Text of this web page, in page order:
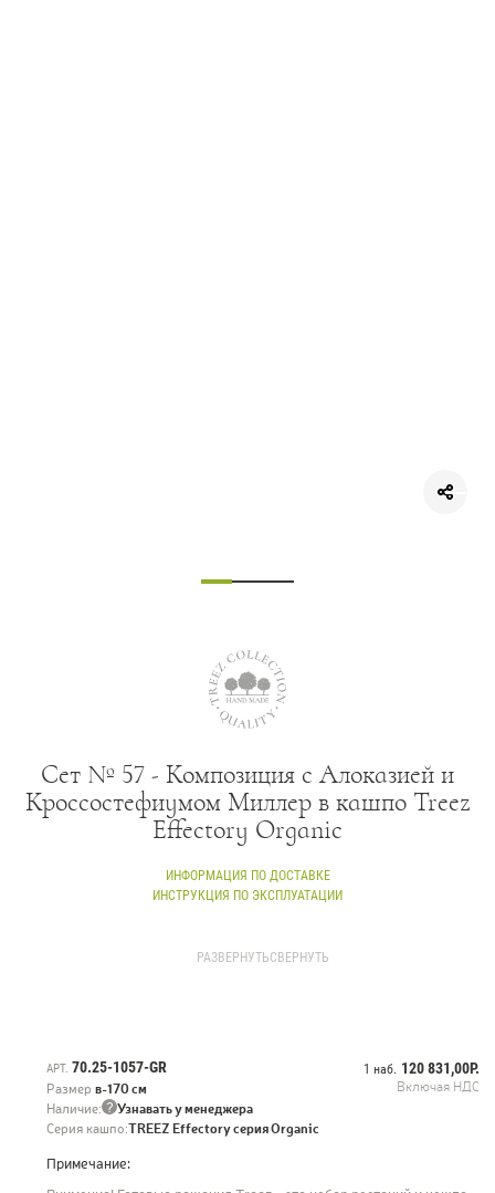
Сет № 57 - Композиция с Алоказией и
Кроссостефиумом Миллер в кашпо Treez
Effectory Organic
ИНФОРМАЦИЯ ПО ДОСТАВКЕ
ИНСТРУКЦИЯ ПО ЭКСПЛУАТАЦИИ
41.33-15-23-100-GR-90 - Кашпо TREEZ Effectory Organic - 1 шт
Правое кашпо
10.56602N - Кроссостефиум (Миллер) шар в-60 см - 1 шт
РАЗВЕРНУТЬСВЕРНУТЬ
АРТ. 70.25-1057-GR
Размер в-170 см
1 наб. 120 831,00Р.
Включая НДС
Наличие: ? Узнавать у менеджера
Серия кашпо:TREEZ Effectory серия Organic
Примечание: